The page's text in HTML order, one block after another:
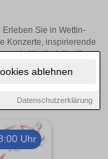
ablehnen
Datenschutzerklärung
Sie in Wettin-
Konzerte, inspirierende
in Wettin-Löbejün –
Uhr